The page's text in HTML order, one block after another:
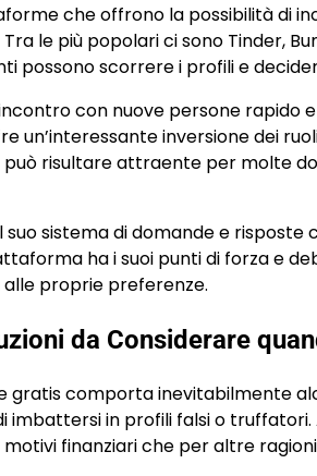
che offrono la possibilità di
le più popolari ci sono Tinder,
possono scorrere i profili e
con nuove persone rapido
un’interessante inversione dei
può risultare attraente per molte
suo sistema di domande e
ha i suoi punti di forza e
proprie preferenze.
da Considerare
gratis comporta inevitabilmente
imbattersi in profili falsi o
finanziari che per altre